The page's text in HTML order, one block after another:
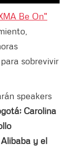
Be On"
sobrevivir
speakers
Carolina
y el